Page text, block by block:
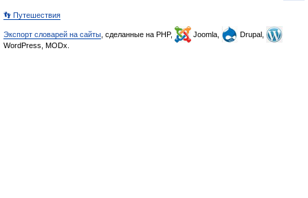
👣 Путешествия
Экспорт словарей на сайты , сделанные на PHP, Joomla,
Drupal,
WordPress, MODx.